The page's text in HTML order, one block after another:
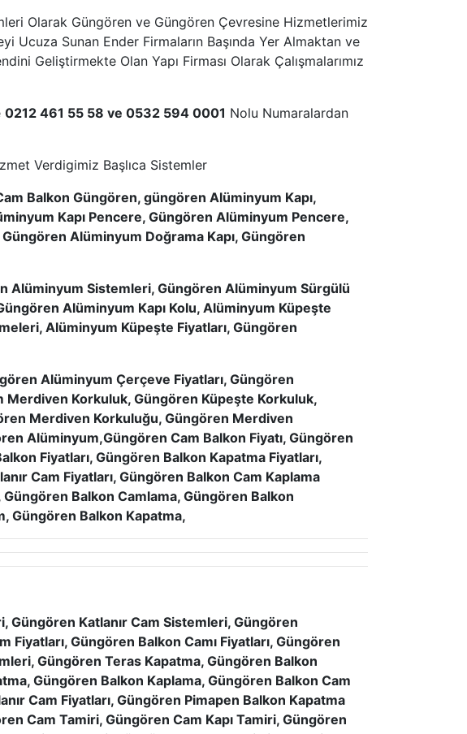
Olarak Güngören ve Güngören Çevresine Hizmetlerimiz
Ucuza Sunan Ender Firmaların Başında Yer Almaktan ve
Geliştirmekte Olan Yapı Firması Olarak Çalışmalarımız
0212 461 55 58 ve 0532 594 0001 Nolu Numaralardan
Verdigimiz Başlıca Sistemler
Balkon Güngören, güngören Alüminyum Kapı,
Kapı Pencere, Güngören Alüminyum Pencere,
Alüminyum Doğrama Kapı, Güngören
Alüminyum Sistemleri, Güngören Alüminyum Sürgülü
Alüminyum Kapı Kolu, Alüminyum Küpeşte
Alüminyum Küpeşte Fiyatları, Güngören
Alüminyum Çerçeve Fiyatları, Güngören
Korkuluk, Güngören Küpeşte Korkuluk,
Merdiven Korkuluğu, Güngören Merdiven
Alüminyum,Güngören Cam Balkon Fiyatı, Güngören
Fiyatları, Güngören Balkon Kapatma Fiyatları,
Cam Fiyatları, Güngören Balkon Cam Kaplama
Güngören Balkon Camlama, Güngören Balkon
Güngören Balkon Kapatma,
Güngören Katlanır Cam Sistemleri, Güngören
Güngören Balkon Camı Fiyatları, Güngören
Güngören Teras Kapatma, Güngören Balkon
Güngören Balkon Kaplama, Güngören Balkon Cam
Cam Fiyatları, Güngören Pimapen Balkon Kapatma
Cam Tamiri, Güngören Cam Kapı Tamiri, Güngören